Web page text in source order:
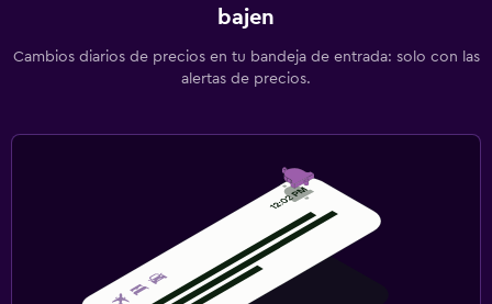
bajen
Cambios diarios de precios en tu bandeja de entrada: solo con las
alertas de precios.